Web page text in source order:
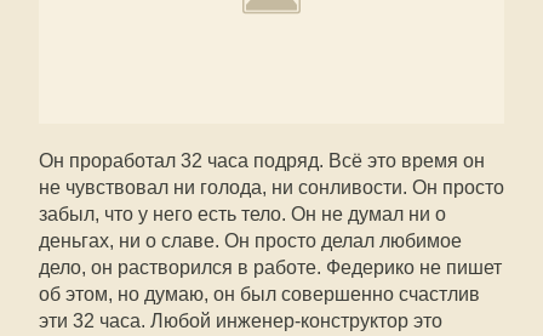
Он проработал 32 часа подряд. Всё это время он
не чувствовал ни голода, ни сонливости. Он просто
забыл, что у него есть тело. Он не думал ни о
деньгах, ни о славе. Он просто делал любимое
дело, он растворился в работе. Федерико не пишет
об этом, но думаю, он был совершенно счастлив
эти 32 часа. Любой инженер-конструктор это